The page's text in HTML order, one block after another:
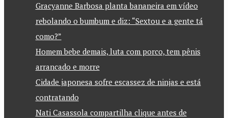
Gracyanne Barbosa planta bananeira em vídeo
rebolando o bumbum e diz: “Sextou e a gente tá
como?”
Homem bebe demais, luta com porco, tem pênis
arrancado e morre
Cidade japonesa sofre escassez de ninjas e está
contratando
Nati Casassola compartilha clique antes de